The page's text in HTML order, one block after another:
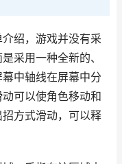
绍，游戏并没有采
采用一种全新的、
中轴线在屏幕中分
可以使角色移动和
方式滑动，可以释